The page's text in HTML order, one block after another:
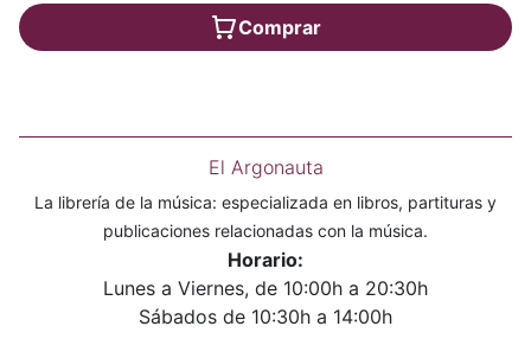
Comprar
El Argonauta
La librería de la música: especializada en libros, partituras y
publicaciones relacionadas con la música.
Horario:
Lunes a Viernes, de 10:00h a 20:30h
Sábados de 10:30h a 14:00h